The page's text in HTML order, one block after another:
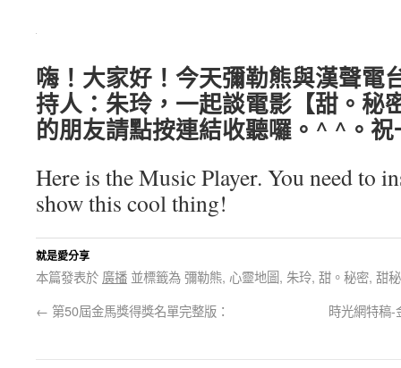
嗨！大家好！今天彌勒熊與漢聲電
持人：朱玲，一起談電影【甜。秘
的朋友請點按連結收聽囉。^ ^。
Here is the Music Player. You need to
show this cool thing!
就是愛分享
本篇發表於 廣播 並標籤為 彌勒熊, 心靈地圖, 朱玲, 甜。秘密, 甜
← 第50屆金馬獎得獎名單完整版： 時光網特稿-